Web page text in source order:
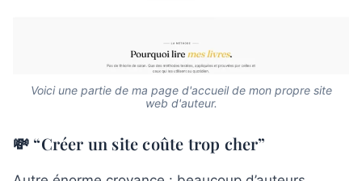
Voici une partie de ma page d'accueil de mon propre site
web d'auteur.
💸 “Créer un site coûte trop cher”